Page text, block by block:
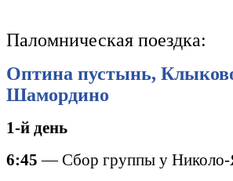
Паломническая поездка:
Оптина пустынь,
Шамордино
1-й день
6:45— Сбор группы у Николо-